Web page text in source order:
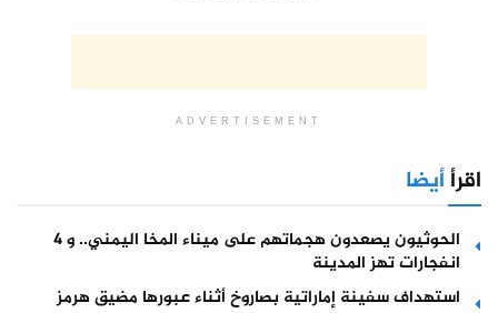
ADVERTISEMENT
اقرأأيضا
الحوثيون يصعدون هجماتهم على ميناء المخا اليمني.. و 4
انفجارات تهز المدينة
استهداف سفينة إماراتية بصاروخ أثناء عبورها مضيق هرمز